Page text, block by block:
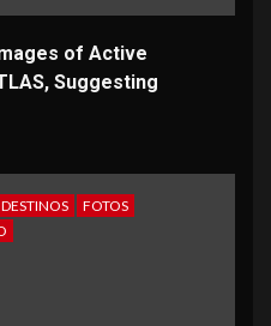
of Active
Suggesting
DESTINOS
FOTOS